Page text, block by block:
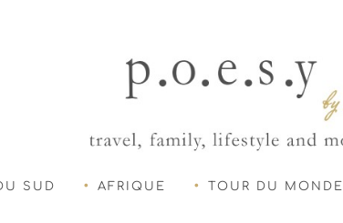
SUD AFRIQUE TOUR DU MONDE